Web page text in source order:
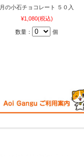
月の小石チョコレート ５０入
¥1,080(税込)
数量： 個